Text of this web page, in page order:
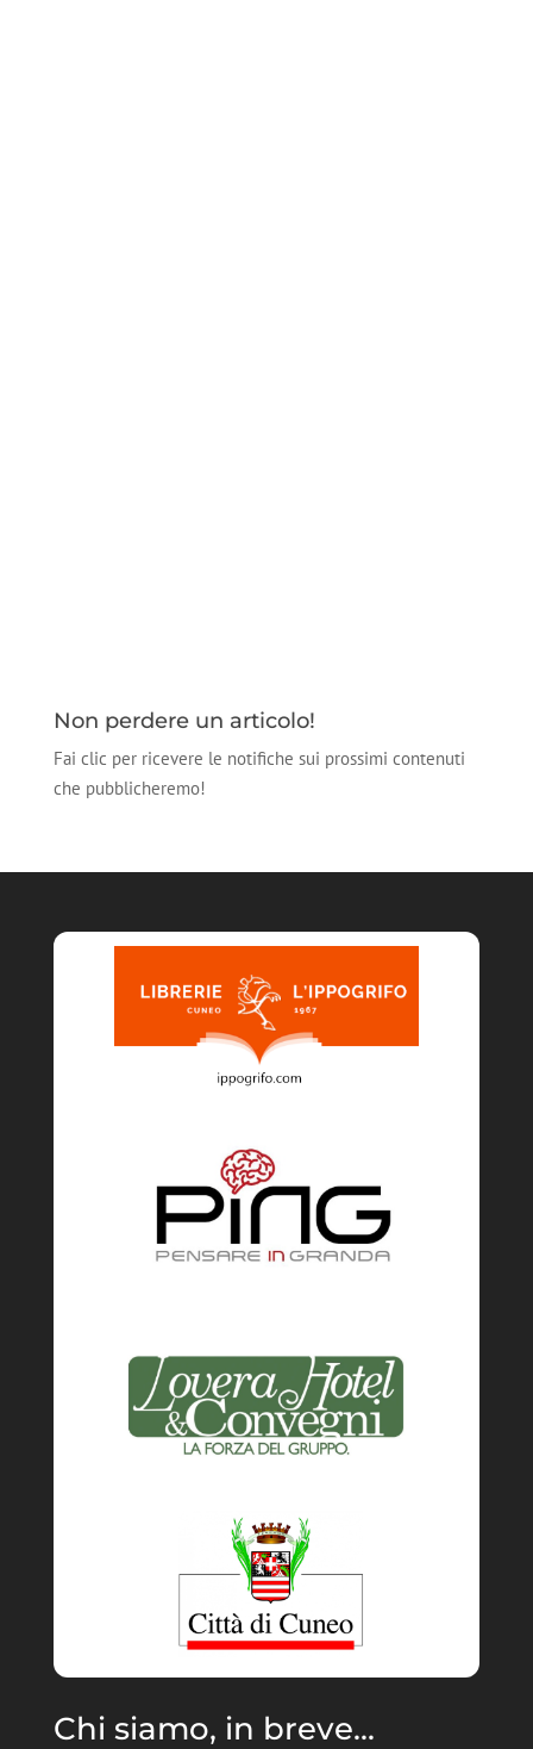
Non perdere un articolo!
Fai clic per ricevere le notifiche sui prossimi contenuti
che pubblicheremo!
Chi siamo, in breve...